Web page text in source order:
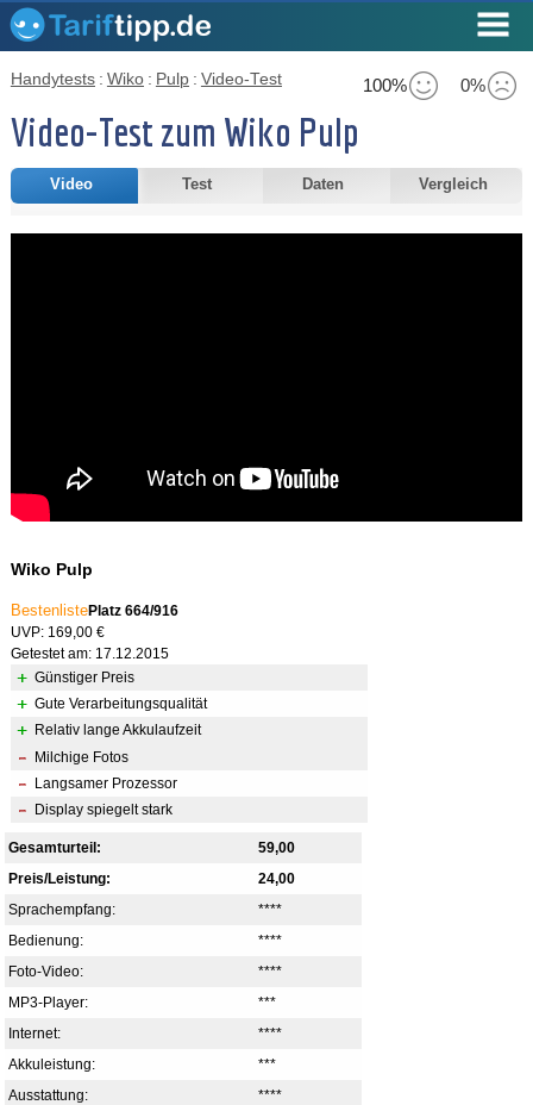
100% 0%
Handytests : Wiko : Pulp : Video-Test
Video-Test zum Wiko Pulp
Video Test Daten Vergleich
Wiko Pulp
BestenlistePlatz 664/916
UVP: 169,00 €
Getestet am: 17.12.2015
Günstiger Preis
Gute Verarbeitungsqualität
Relativ lange Akkulaufzeit
Milchige Fotos
Langsamer Prozessor
Display spiegelt stark
59,00
Gesamturteil:
24,00
Preis/Leistung:
****
Sprachempfang:
****
Bedienung:
****
Foto-Video:
***
MP3-Player:
****
Internet:
***
Akkuleistung:
****
Ausstattung: